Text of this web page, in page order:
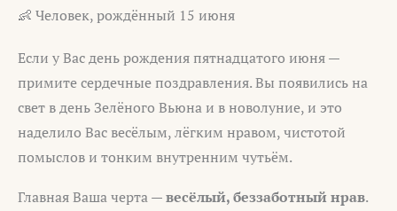
👶 Человек, рождённый 15 июня
Если у Вас день рождения пятнадцатого июня —
примите сердечные поздравления. Вы появились на
свет в день Зелёного Вьюна и в новолуние, и это
наделило Вас весёлым, лёгким нравом, чистотой
помыслов и тонким внутренним чутьём.
Главная Ваша черта —весёлый, беззаботный нрав.